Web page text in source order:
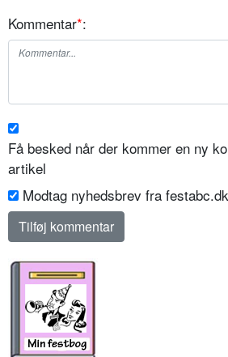
Kommentar*:
Få besked når der kommer en ny
artikel
Modtag nyhedsbrev fra festabc.dk